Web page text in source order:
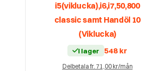
i5(viklucka),i6,i7,50,800
classic samt Handöl 10
(Viklucka)
I lager 548 kr
Delbetala fr. 71,00 kr/mån